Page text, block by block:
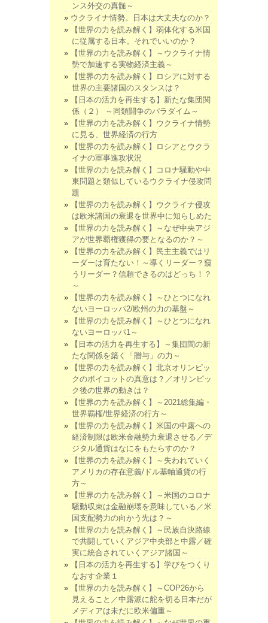
ンス外交の真髄～
ウクライナ情勢。日本は大丈夫なのか？
【世界の力を読み解く】弱体化する米国
に従属する日本。それでいいのか？
【世界の力を読み解く】～ウクライナ情
勢で加速する実物経済主義～
【世界の力を読み解く】ロシアに対する
世界の主要諸国のスタンスは？
【日本の活力を再生する】新たな集団関
係（２） ～同類闘争のパラダイム～
【世界の力を読み解く】ウクライナ情勢
に見る、世界経済の行方
【世界の力を読み解く】ロシアとウクラ
イナの軍事進攻状況
【世界の力を読み解く】コロナ騒動や中
東問題と類似しているウクライナ侵攻問
題
【世界の力を読み解く】ウクライナ侵攻
は欧米諸国の衰退を世界中に知らしめた
【世界の力を読み解く】～なぜ中央アジ
アが世界覇権獲得の要となるのか？～
【世界の力を読み解く】民主主義ではリ
ーダーは育たない！～導くリーダー？窺
うリーダー？信頼できるのはどっち！？
～
【世界の力を読み解く】～ひとつになれ
ないヨーロッパ2/欧州の力の基盤～
【世界の力を読み解く】～ひとつになれ
ないヨーロッパ1～
【日本の活力を再生する】～集団間の新
たな関係を築く「贈与」の力～
【世界の力を読み解く】北京オリンピッ
クのボイコットの真意は？／オリンピッ
ク後の世界の動きは？
【世界の力を読み解く】～2021総集編・
世界覇権/世界経済の行方～
【世界の力を読み解く】米国の中露への
経済制限は欧米金融勢力衰退させる／デ
ジタル通貨はなにをもたらすのか？
【世界の力を読み解く】～失われていく
アメリカの存在意義/ドル基軸通貨の行
方～
【世界の力を読み解く】～米国のコロナ
騒動収束は金融崩壊を意味している／米
国支配勢力の向かう先は？～
【世界の力を読み解く】～民族自決路線
で共闘していくアジア中央部と中露／確
実に統合されていくアジア諸国～
【日本の活力を再生する】学びをつくり
なおす企業１
【世界の力を読み解く】～COP26から
見えること／中露派に舵を切る日本だが
メディアは未だに欧米偏重～